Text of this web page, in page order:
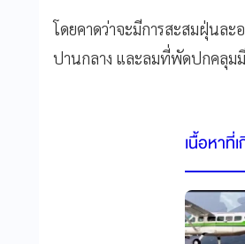
โดยคาดว่าจะมีการสะสมฝุ่นล
ปานกลาง และลมที่พัดปกคลุม
เนื้อหาที่